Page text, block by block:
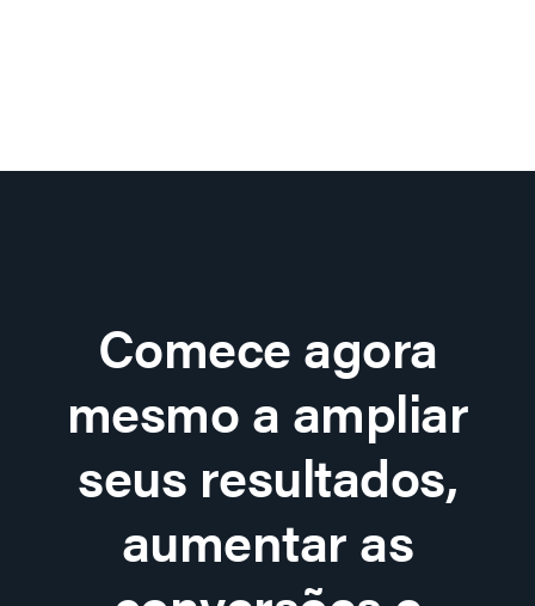
Comece agora
mesmo a ampliar
seus resultados,
aumentar as